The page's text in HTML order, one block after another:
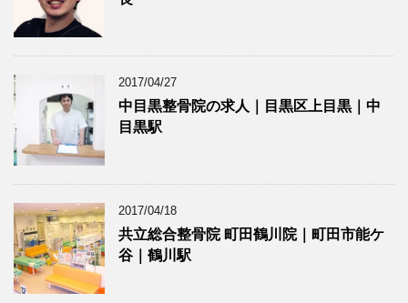
2017/04/27
中目黒整骨院の求人｜目黒区上目黒｜中
目黒駅
2017/04/18
共立総合整骨院 町田鶴川院｜町田市能ケ
谷｜鶴川駅